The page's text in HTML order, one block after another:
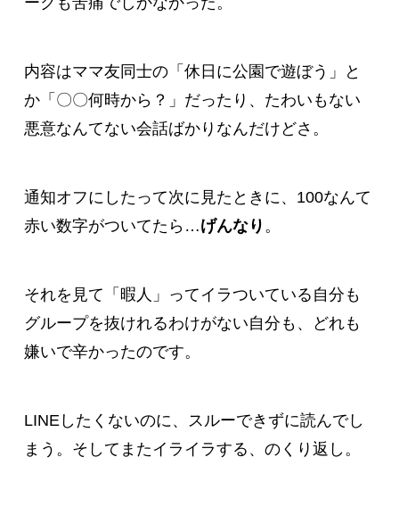
内容はママ友同士の「休日に公園で遊ぼう」と
か「〇〇何時から？」だったり、たわいもない
悪意なんてない会話ばかりなんだけどさ。
通知オフにしたって次に見たときに、100なんて
赤い数字がついてたら…げんなり 。
それを見て「暇人」ってイラついている自分も
グループを抜けれるわけがない自分も、どれも
嫌いで辛かったのです。
LINEしたくないのに、スルーできずに読んでし
まう。そしてまたイライラする、のくり返し。